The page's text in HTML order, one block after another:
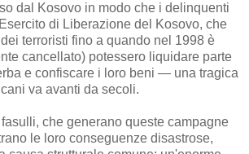
dal Kosovo in modo che i delinquenti
di Liberazione del Kosovo, che
terroristi fino a quando nel 1998 è
cancellato) potessero liquidare parte
e confiscare i loro beni — una tragica
va avanti da secoli.
fasulli, che generano queste campagne
le loro conseguenze disastrose,